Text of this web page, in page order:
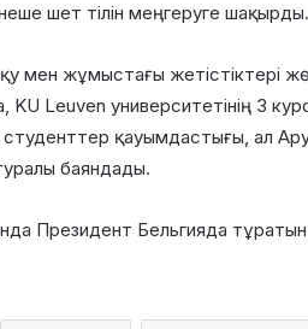
шет тілін меңгеруге шақырды.
мен жұмыстағы жетістіктері
KU Leuven университетінің 3
студенттер қауымдастығы, ал
баяндады.
Президент Бельгияда